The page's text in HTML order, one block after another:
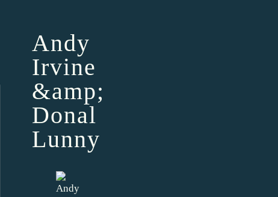
Andy
Irvine
&amp;
Donal
Lunny